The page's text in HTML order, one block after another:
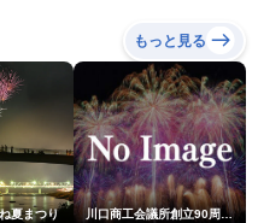
もっと見る
夏まつり 川口商工会議所創立90周年・青年部40周年・女性会30周年記念 第6回川口花火大会